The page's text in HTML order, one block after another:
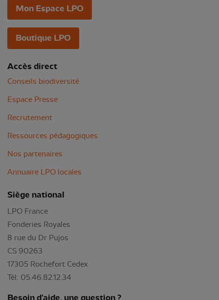
Mon Espace LPO
Boutique LPO
Accès direct
Conseils biodiversité
Espace Presse
Recrutement
Ressources pédagogiques
Nos partenaires
Annuaire LPO locales
Siège national
LPO France
Fonderies Royales
8 rue du Dr Pujos
CS 90263
17305 Rochefort Cedex
Tél: 05.46.82.12.34
Besoin d'aide, une question ?